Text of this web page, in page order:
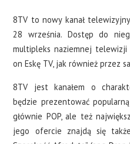
8TV to nowy kanał
28 września. Dostęp do
multipleks naziemnej telewizji
on Eskę TV, jak również przez
8TV jest kanałem o
będzie prezentować
głównie POP, ale też
jego ofercie znajdą się